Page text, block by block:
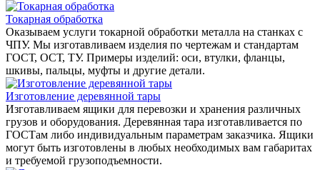
Токарная обработка
Оказываем услуги токарной обработки металла на станках с
ЧПУ. Мы изготавливаем изделия по чертежам и стандартам
ГОСТ, ОСТ, ТУ. Примеры изделий: оси, втулки, фланцы,
шкивы, пальцы, муфты и другие детали.
Изготовление деревянной тары
Изготавливаем ящики для перевозки и хранения различных
грузов и оборудования. Деревянная тара изготавливается по
ГОСТам либо индивидуальным параметрам заказчика. Ящики
могут быть изготовлены в любых необходимых вам габаритах
и требуемой грузоподъемности.